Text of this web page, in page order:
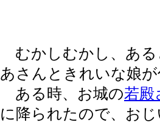
むかしむかし、ある
あさんときれいな娘
ある時、お城の若殿
に降られたので、お